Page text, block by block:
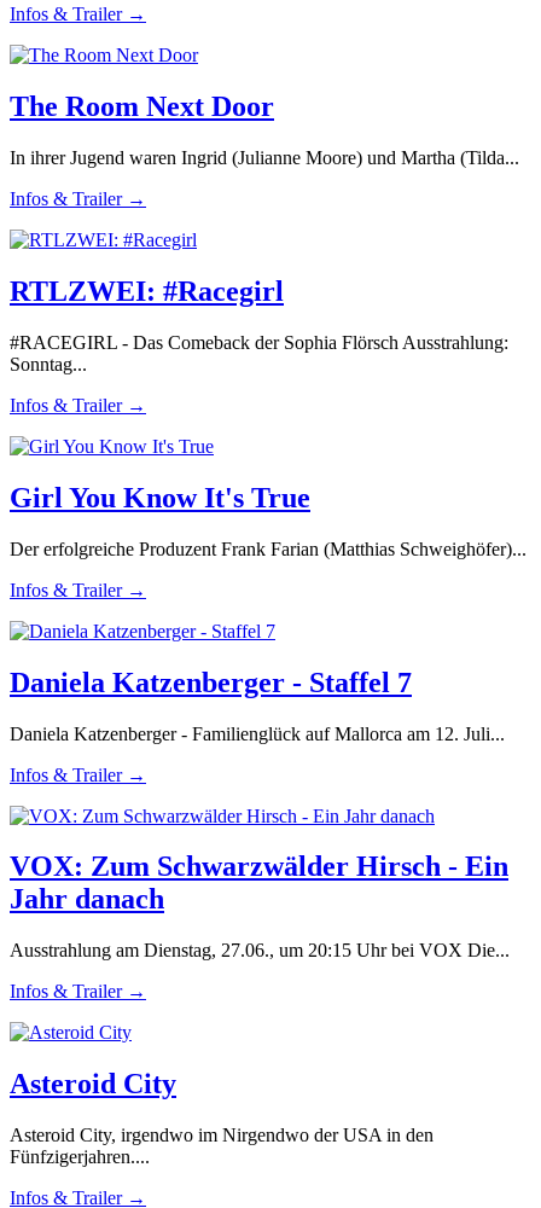
Infos & Trailer →
The Room Next Door
In ihrer Jugend waren Ingrid (Julianne Moore) und Martha (Tilda...
Infos & Trailer →
RTLZWEI: #Racegirl
#RACEGIRL - Das Comeback der Sophia Flörsch Ausstrahlung:
Sonntag...
Infos & Trailer →
Girl You Know It's True
Der erfolgreiche Produzent Frank Farian (Matthias Schweighöfer)...
Infos & Trailer →
Daniela Katzenberger - Staffel 7
Daniela Katzenberger - Familienglück auf Mallorca am 12. Juli...
Infos & Trailer →
VOX: Zum Schwarzwälder Hirsch - Ein
Jahr danach
Ausstrahlung am Dienstag, 27.06., um 20:15 Uhr bei VOX Die...
Infos & Trailer →
Asteroid City
Asteroid City, irgendwo im Nirgendwo der USA in den
Fünfzigerjahren....
Infos & Trailer →